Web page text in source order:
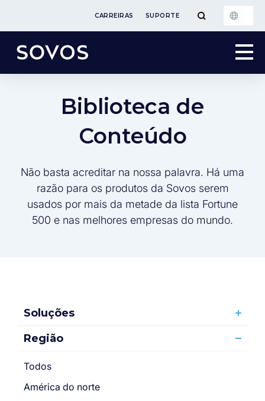
CARREIRAS SUPORTE
Biblioteca de
Conteúdo
Não basta acreditar na nossa palavra. Há uma
razão para os produtos da Sovos serem
usados por mais da metade da lista Fortune
500 e nas melhores empresas do mundo.
Soluções
Região
Todos
América do norte